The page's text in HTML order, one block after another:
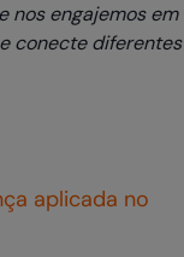
nos engajemos em
conecte diferentes
aplicada no